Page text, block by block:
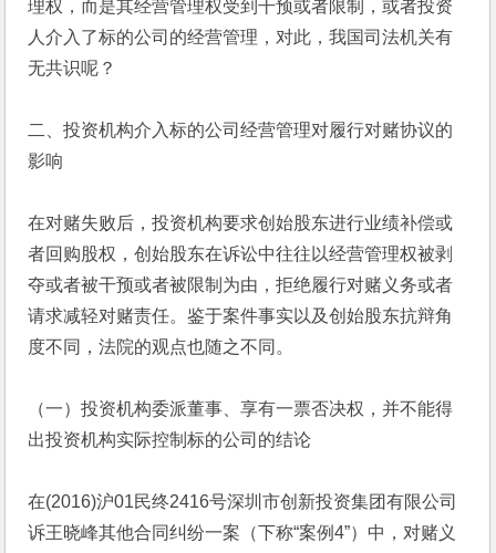
理权，而是其经营管理权受到干预或者限制，或者投资
人介入了标的公司的经营管理，对此，我国司法机关有
无共识呢？
二、投资机构介入标的公司经营管理对履行对赌协议的
影响
在对赌失败后，投资机构要求创始股东进行业绩补偿或
者回购股权，创始股东在诉讼中往往以经营管理权被剥
夺或者被干预或者被限制为由，拒绝履行对赌义务或者
请求减轻对赌责任。鉴于案件事实以及创始股东抗辩角
度不同，法院的观点也随之不同。
（一）投资机构委派董事、享有一票否决权，并不能得
出投资机构实际控制标的公司的结论
在(2016)沪01民终2416号深圳市创新投资集团有限公司
诉王晓峰其他合同纠纷一案（下称“案例4”）中，对赌义